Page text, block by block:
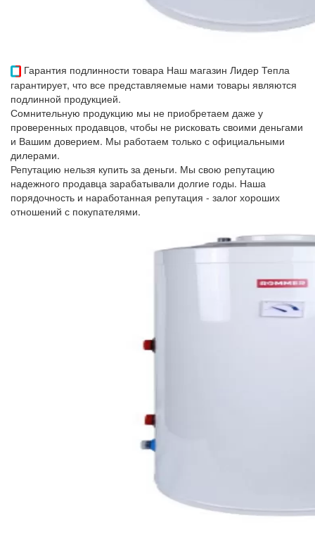
Гарантия подлинности товара Наш магазин Лидер Тепла
гарантирует, что все представляемые нами товары являются
подлинной продукцией.
Сомнительную продукцию мы не приобретаем даже у
проверенных продавцов, чтобы не рисковать своими деньгами
и Вашим доверием. Мы работаем только с официальными
дилерами.
Репутацию нельзя купить за деньги. Мы свою репутацию
надежного продавца зарабатывали долгие годы. Наша
порядочность и наработанная репутация - залог хороших
отношений с покупателями.